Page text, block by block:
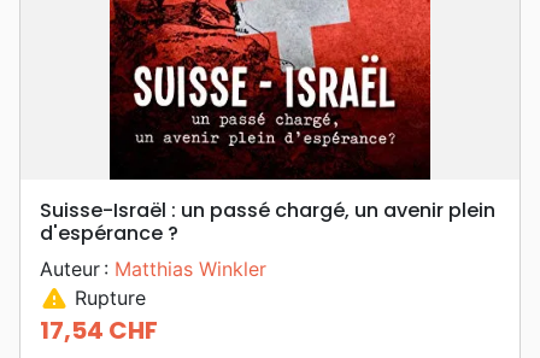
Suisse-Israël : un passé chargé, un avenir plein
d'espérance ?
Auteur : Matthias Winkler
warning Rupture
Prix
17,54 CHF